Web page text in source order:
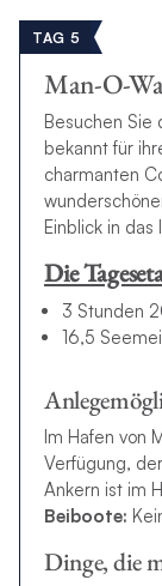
TAG 5
Man-O-
Besuchen Sie
bekannt für
charmanten
Einblick in
Die
3 Stunden
16,5
Im Hafen von
Verfügung,
Ankern ist im
Beiboote:
Dinge, die